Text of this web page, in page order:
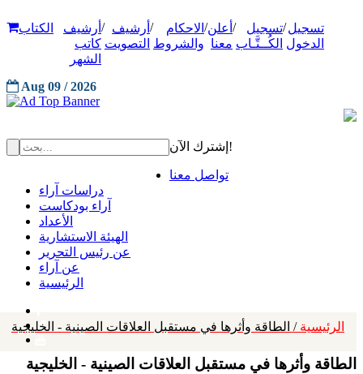
تسجيل
الدخول
/تسجيل
الكُــتَّـاب
/ أعلن
معنا
/ الاحكام
والشروط
/ أرشيف
التصويت
/ أرشيف
كاتب
الشهر
الكتاب
Aug 09 / 2026
إشترك الآن!
تواصل معنا
دراسات آراء
آراء بودكاست
الأعداد
الهيئة الاستشارية
عن رئيس التحرير
عن آراء
الرئيسية
الرئيسية / الطاقة وأثرها في مستقبل العلاقات الصينية - الخليجية
الطاقة وأثرها في مستقبل العلاقات الصينية - الخليجية